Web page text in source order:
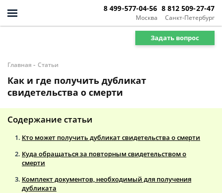
Москва
8 499-577-04-56
Санкт-Петербург
8 812 509-27-47
Задать вопрос
Главная - Статьи
Как и где получить дубликат
свидетельства о смерти
Содержание статьи
Кто может получить дубликат свидетельства о смерти
Куда обращаться за повторным свидетельством о
смерти
Комплект документов, необходимый для получения
дубликата